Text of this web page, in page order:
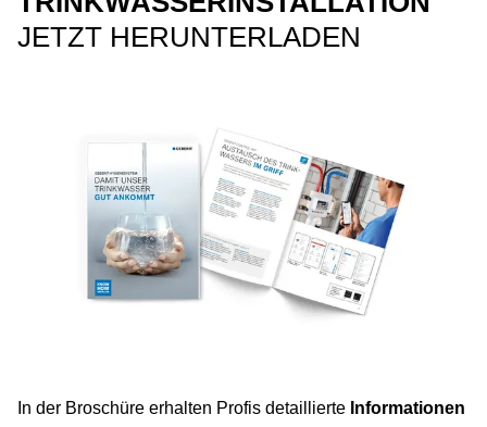
JETZT HERUNTERLADEN
In der Broschüre erhalten Profis detaillierte Informationen